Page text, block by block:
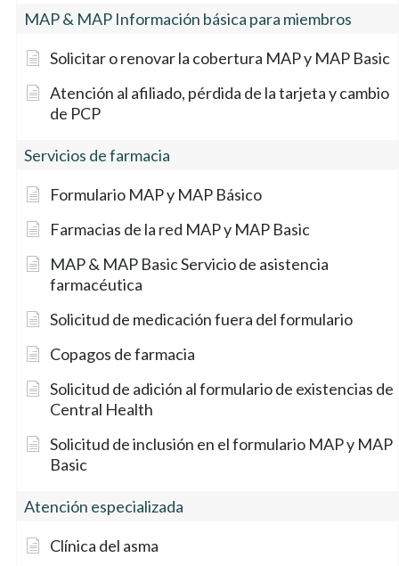
MAP & MAP Información básica para miembros
Solicitar o renovar la cobertura MAP y MAP Basic
Atención al afiliado, pérdida de la tarjeta y cambio
de PCP
Servicios de farmacia
Formulario MAP y MAP Básico
Farmacias de la red MAP y MAP Basic
MAP & MAP Basic Servicio de asistencia
farmacéutica
Solicitud de medicación fuera del formulario
Copagos de farmacia
Solicitud de adición al formulario de existencias de
Central Health
Solicitud de inclusión en el formulario MAP y MAP
Basic
Atención especializada
Clínica del asma